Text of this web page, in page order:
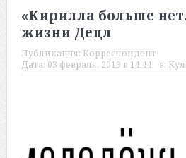
«Кирилла больше
жизни Децл
Публикация: Корреспондент
Дата: 03 февраля, 2019 в 14:44 в: